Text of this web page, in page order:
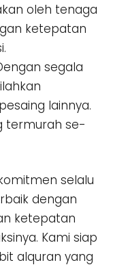
oleh tenaga
ketepatan
segala
lainnya.
termurah se-
selalu
dengan
ketepatan
Kami siap
alquran yang